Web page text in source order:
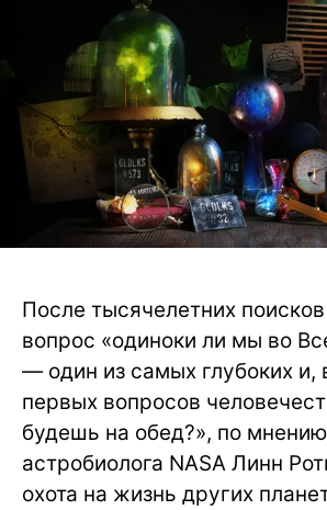
После тысячелетних поисков
вопрос «одиноки ли мы во
— один из самых глубоких и,
первых вопросов
будешь на обед?», по мнению
астробиолога NASA Линн
охота на жизнь других